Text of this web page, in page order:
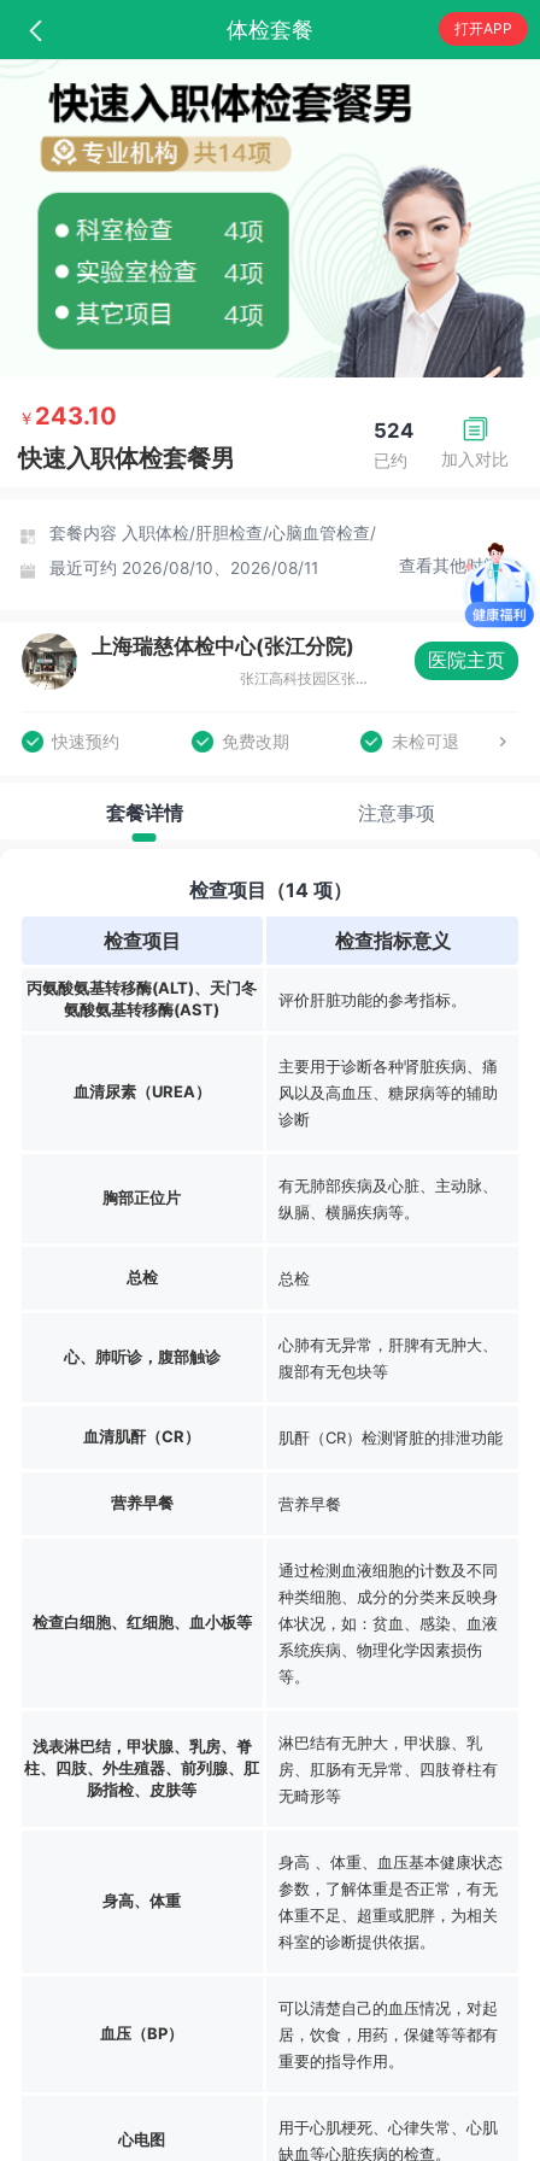
体检套餐 打开APP
加入对比
524
已约
￥ 243.10
快速入职体检套餐男
套餐内容 入职体检/肝胆检查/心脑血管检查/
最近可约 2026/08/10、2026/08/11 查看其他时间
上海瑞慈体检中心(张江分院)
张江高科技园区张东路1388号15号楼
医院主页
快速预约 免费改期 未检可退
套餐详情 注意事项
检查项目（14 项）
检查项目 检查指标意义
丙氨酸氨基转移酶(ALT)、天门冬
氨酸氨基转移酶(AST)
评价肝脏功能的参考指标。
血清尿素（UREA）
主要用于诊断各种肾脏疾病、痛
风以及高血压、糖尿病等的辅助
诊断
胸部正位片
有无肺部疾病及心脏、主动脉、
纵膈、横膈疾病等。
总检 总检
心、肺听诊，腹部触诊
心肺有无异常，肝脾有无肿大、
腹部有无包块等
血清肌酐（CR） 肌酐（CR）检测肾脏的排泄功能
营养早餐 营养早餐
检查白细胞、红细胞、血小板等
通过检测血液细胞的计数及不同
种类细胞、成分的分类来反映身
体状况，如：贫血、感染、血液
系统疾病、物理化学因素损伤
等。
浅表淋巴结，甲状腺、乳房、脊
柱、四肢、外生殖器、前列腺、肛
肠指检、皮肤等
淋巴结有无肿大，甲状腺、乳
房、肛肠有无异常、四肢脊柱有
无畸形等
身高、体重
身高 、体重、血压基本健康状态
参数，了解体重是否正常，有无
体重不足、超重或肥胖，为相关
科室的诊断提供依据。
血压（BP）
可以清楚自己的血压情况，对起
居，饮食，用药，保健等等都有
重要的指导作用。
心电图
用于心肌梗死、心律失常、心肌
缺血等心脏疾病的检查。